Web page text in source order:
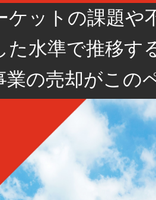
ケットの課題や
水準で推移す
の売却がこの